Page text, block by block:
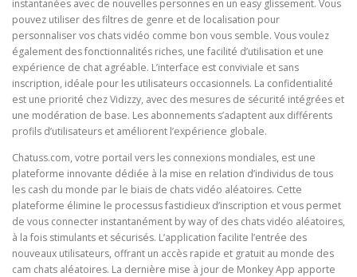
instantanées avec de nouvelles personnes en un easy glissement. Vous
pouvez utiliser des filtres de genre et de localisation pour
personnaliser vos chats vidéo comme bon vous semble. Vous voulez
également des fonctionnalités riches, une facilité d’utilisation et une
expérience de chat agréable. L’interface est conviviale et sans
inscription, idéale pour les utilisateurs occasionnels. La confidentialité
est une priorité chez Vidizzy, avec des mesures de sécurité intégrées et
une modération de base. Les abonnements s’adaptent aux différents
profils d’utilisateurs et améliorent l’expérience globale.
Chatuss.com, votre portail vers les connexions mondiales, est une
plateforme innovante dédiée à la mise en relation d’individus de tous
les cash du monde par le biais de chats vidéo aléatoires. Cette
plateforme élimine le processus fastidieux d’inscription et vous permet
de vous connecter instantanément by way of des chats vidéo aléatoires,
à la fois stimulants et sécurisés. L’application facilite l’entrée des
nouveaux utilisateurs, offrant un accès rapide et gratuit au monde des
cam chats aléatoires. La dernière mise à jour de Monkey App apporte